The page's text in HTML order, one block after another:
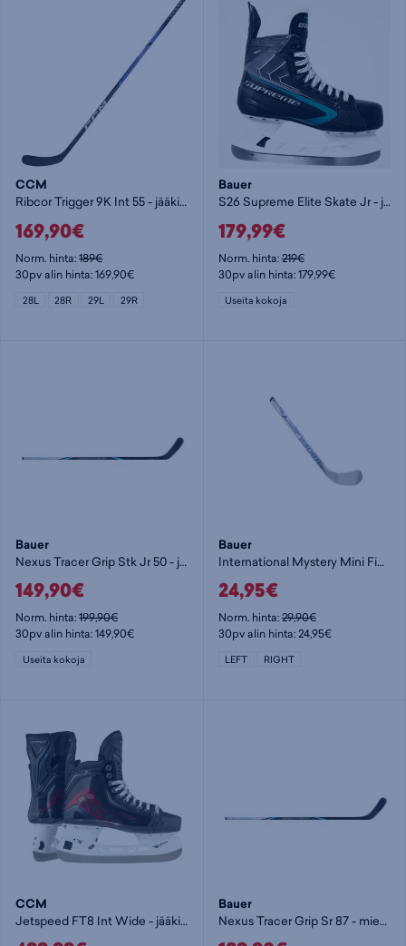
CCM
Ribcor Trigger 9K Int 55 - jääkiekkomaila
169,90€
Norm. hinta:189€
30pv alin hinta: 169,90€
28L 28R 29L 29R
Bauer
S26 Supreme Elite Skate Jr - jääkiekkoluistimet
179,99€
Norm. hinta:219€
30pv alin hinta: 179,99€
Useita kokoja
Bauer
Nexus Tracer Grip Stk Jr 50 - jääkiekkomaila
149,90€
Norm. hinta:199,90€
30pv alin hinta: 149,90€
Useita kokoja
Bauer
International Mystery Mini Finland - jääkiekkomaila
24,95€
Norm. hinta:29,90€
30pv alin hinta: 24,95€
LEFT RIGHT
CCM
Jetspeed FT8 Int Wide - jääkiekkoluistimet
Bauer
Nexus Tracer Grip Sr 87 - miesten jääkiekkomaila